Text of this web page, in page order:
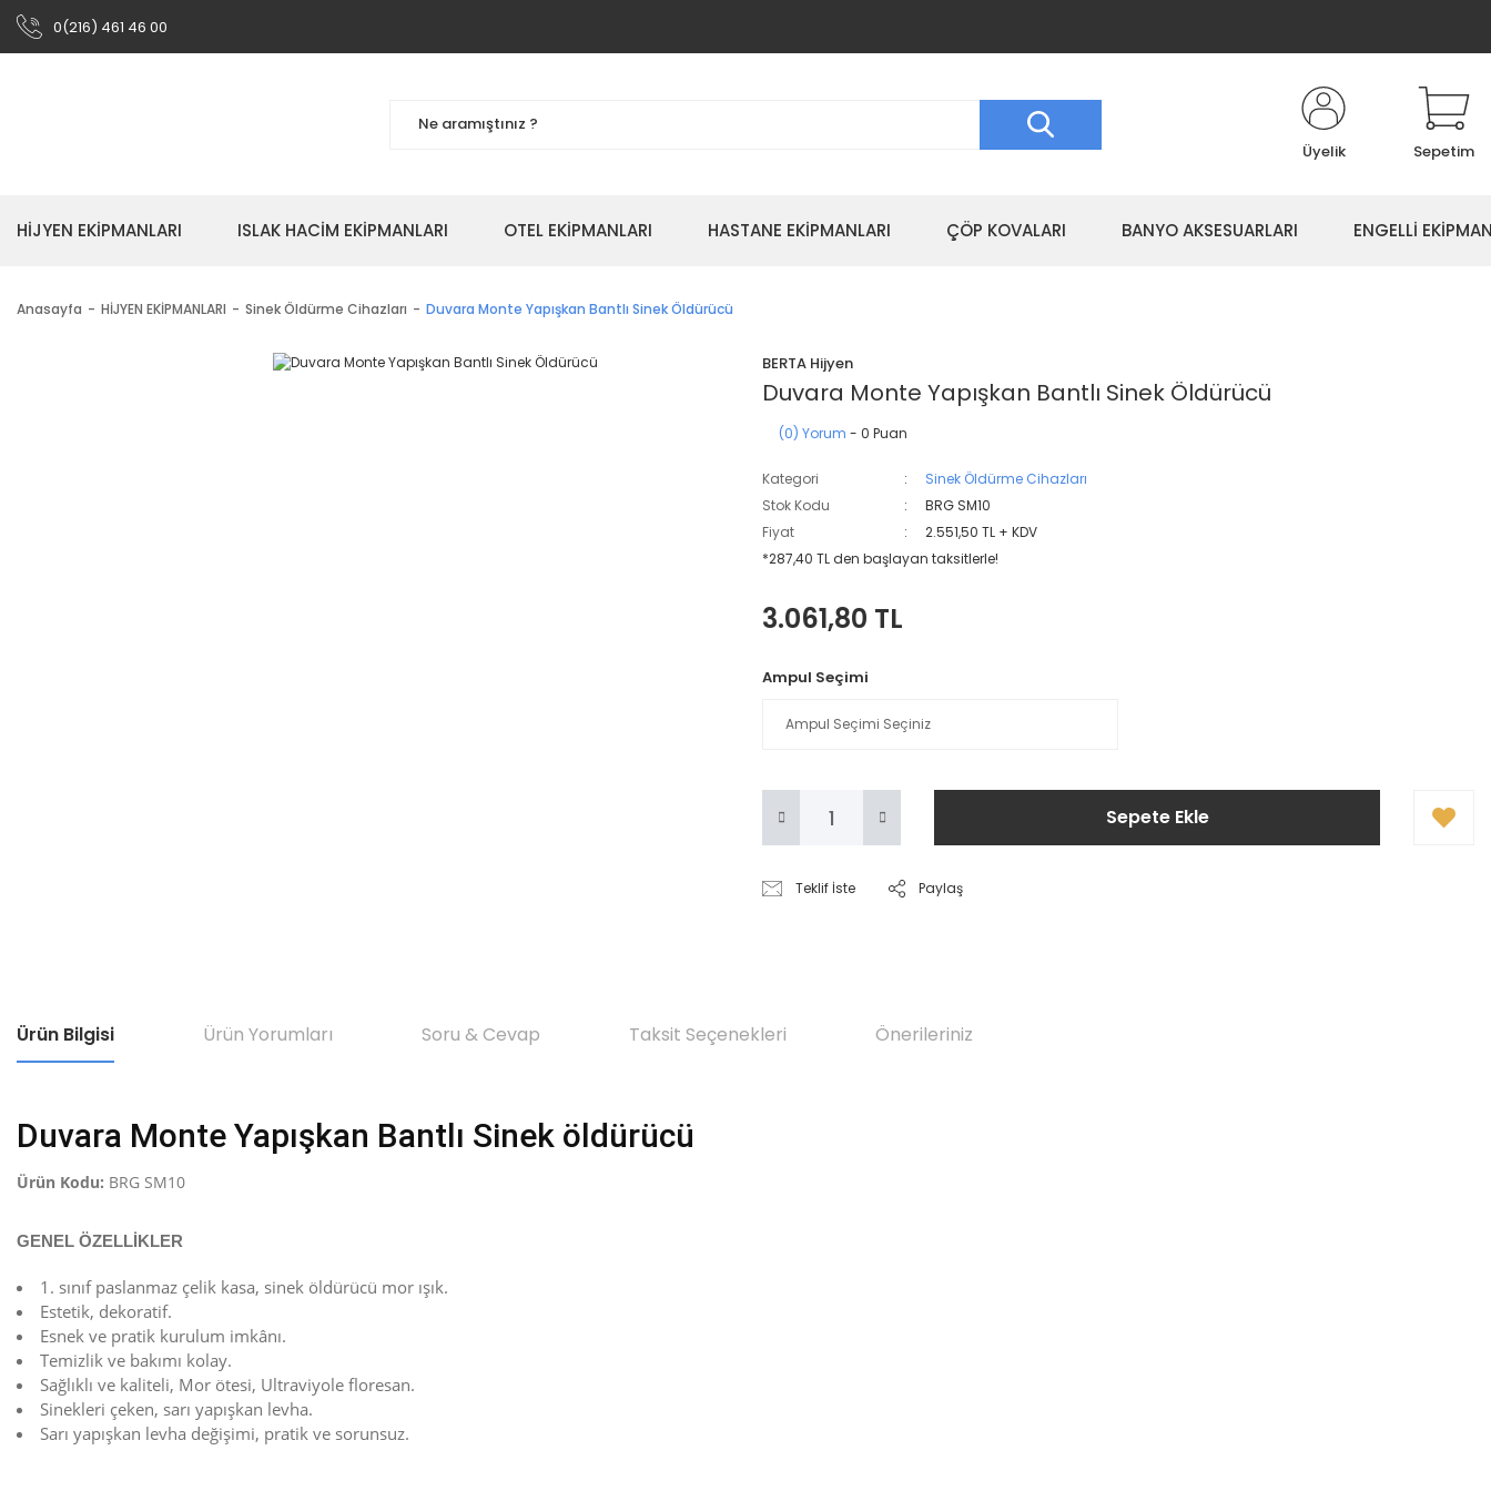
0(216) 461 46 00
Üyelik Sepetim
HİJYEN EKİPMANLARI ISLAK HACİM EKİPMANLARI OTEL EKİPMANLARI HASTANE EKİPMANLARI ÇÖP KOVALARI BANYO AKSESUARLARI ENGELLİ
Anasayfa HİJYEN EKİPMANLARI Sinek Öldürme Cihazları Duvara Monte Yapışkan Bantlı Sinek Öldürücü
BERTA Hijyen
Duvara Monte Yapışkan Bantlı Sinek Öldürücü
(0) Yorum - 0 Puan
Kategori
Sinek Öldürme Cihazları
Stok Kodu
BRG SM10
Fiyat
2.551,50 TL + KDV
*287,40 TL den başlayan taksitlerle!
3.061,80 TL
Ampul Seçimi
Sepete Ekle
Teklif İste Paylaş
Ürün Bilgisi Ürün Yorumları Soru & Cevap Taksit Seçenekleri Önerileriniz
Duvara Monte Yapışkan Bantlı Sinek öldürücü
Ürün Kodu: BRG SM10
GENEL ÖZELLİKLER
1. sınıf paslanmaz çelik kasa, sinek öldürücü mor ışık.
Estetik, dekoratif.
Esnek ve pratik kurulum imkânı.
Temizlik ve bakımı kolay.
Sağlıklı ve kaliteli, Mor ötesi, Ultraviyole floresan.
Sinekleri çeken, sarı yapışkan levha.
Sarı yapışkan levha değişimi, pratik ve sorunsuz.